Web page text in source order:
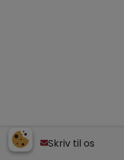
Skriv til os